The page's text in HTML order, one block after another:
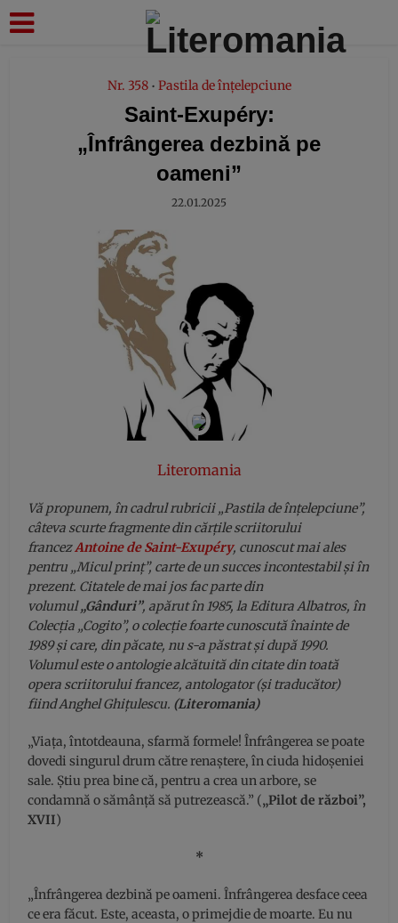
Nr. 358 • Pastila de înțelepciune
Saint-Exupéry:
„Înfrângerea dezbină pe
oameni”
22.01.2025
Literomania
Vă propunem, în cadrul rubricii „Pastila de înțelepciune”,
câteva scurte fragmente din cărțile scriitorului
francezAntoine de Saint-Exupéry, cunoscut mai ales
pentru „Micul prinț”, carte de un succes incontestabil și în
prezent. Citatele de mai jos fac parte din
volumul„Gânduri”, apărut în 1985, la Editura Albatros, în
Colecția „Cogito”, o colecție foarte cunoscută înainte de
1989 și care, din păcate, nu s-a păstrat și după 1990.
Volumul este o antologie alcătuită din citate din toată
opera scriitorului francez, antologator (și traducător)
fiind Anghel Ghițulescu. (Literomania)
„Viața, întotdeauna, sfarmă formele! Înfrângerea se poate
dovedi singurul drum către renaștere, în ciuda hidoșeniei
sale. Știu prea bine că, pentru a crea un arbore, se
condamnă o sămânță să putrezească.” („Pilot de război”,
XVII)
*
„Înfrângerea dezbină pe oameni. Înfrângerea desface ceea
ce era făcut. Este, aceasta, o primejdie de moarte. Eu nu